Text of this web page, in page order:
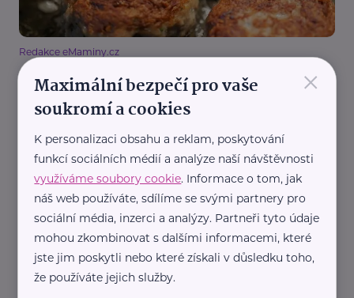
Redakce eMaminy.cz
Karbanátky
Redakce eMaminy.cz
Plněné papriky v rajské omáčce
×
Maximální bezpečí pro vaše
soukromí a cookies
K personalizaci obsahu a reklam, poskytování
funkcí sociálních médií a analýze naší návštěvnosti
využíváme soubory cookie. Informace o tom, jak
náš web používáte, sdílíme se svými partnery pro
sociální média, inzerci a analýzy. Partneři tyto údaje
mohou zkombinovat s dalšími informacemi, které
jste jim poskytli nebo které získali v důsledku toho,
že používáte jejich služby.